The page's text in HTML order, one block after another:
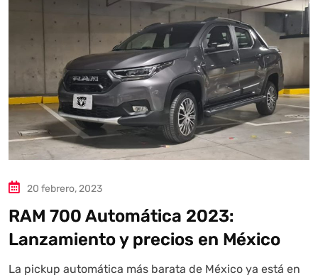
20 febrero, 2023
RAM 700 Automática 2023:
Lanzamiento y precios en México
La pickup automática más barata de México ya está en
Agente Inteligente
Estoy aquí para encontrar lo que necesitas. ¿Qué estás
buscando? "Este asistente con IA (OpenAI) ofrece
información referencial que puede contener errores.
Asistente con IA en desarrollo. Autoanalítica optimiza
diariamente su exactitud."